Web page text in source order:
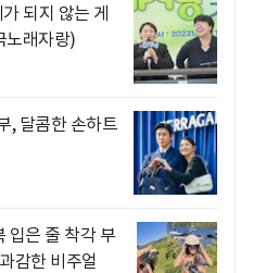
되지 않는 게
래자랑)
, 달콤한 손하트
입은 줄 착각 부
감한 비주얼